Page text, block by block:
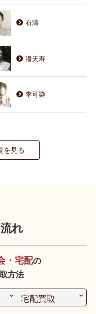
石濤
潘天寿
李可染
を見る
れ
・宅配の
方法
宅配買取